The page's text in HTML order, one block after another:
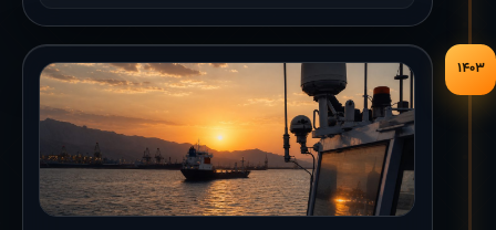
۱۴۰۳